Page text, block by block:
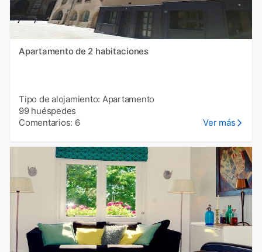
Apartamento de 2 habitaciones
Tipo de alojamiento: Apartamento
99 huéspedes
Comentarios: 6
Ver más